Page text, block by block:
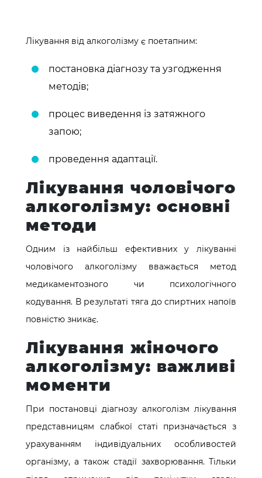
Лікування від алкоголізму є поетапним:
постановка діагнозу та узгодження
методів;
процес виведення із затяжного
запою;
проведення адаптації.
Лікування чоловічого
алкоголізму: основні
методи
Одним із найбільш ефективних у лікуванні
чоловічого алкоголізму вважається метод
медикаментозного чи психологічного
кодування. В результаті тяга до спиртних напоїв
повністю зникає.
Лікування жіночого
алкоголізму: важливі
моменти
При постановці діагнозу алкоголізм лікування
представницям слабкої статі призначається з
урахуванням індивідуальних особливостей
організму, а також стадії захворювання. Тільки